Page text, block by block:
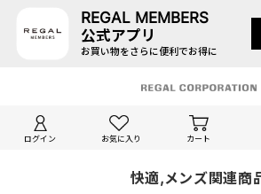
REGAL MEMBERS
公式アプリ
お買い物をさらに便利でお得に
ログイン お気に入り カート
快適,メンズ関連商